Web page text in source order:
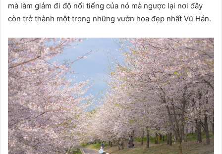
mà làm giảm đi độ nổi tiếng của nó mà ngược lại nơi đây
còn trở thành một trong những vườn hoa đẹp nhất Vũ Hán.